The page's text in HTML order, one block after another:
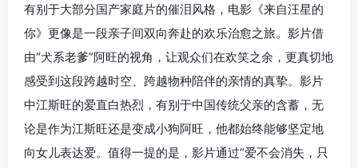
有别于大部分国产家庭片的催泪风格，电影《来自汪星的
你》更像是一段亲子间双向奔赴的欢乐治愈之旅。影片借
由“犬系老爹”阿旺的视角，让观众们在欢笑之余，更真切地
感受到这段跨越时空、跨越物种陪伴的亲情的真挚。影片
中江斯旺的爱直白热烈，有别于中国传统父亲的含蓄，无
论是作为江斯旺还是变成小狗阿旺，他都始终能够坚定地
向女儿表达爱。值得一提的是，影片通过“爱不会消失，只